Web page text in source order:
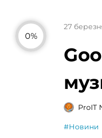
0%
27
ProIT
#Новини